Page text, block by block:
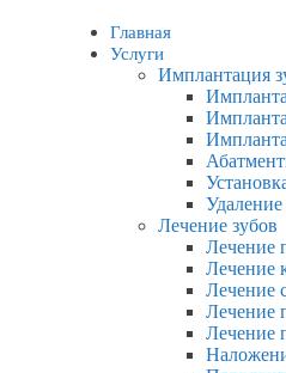
Главная
Услуги
Имплантация
Лечение зубов
Лечение
Лечение
Лечение
Лечение
Лечение